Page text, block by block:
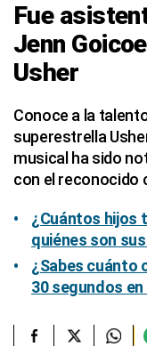
Fue
Jenn
Usher
Conoce a la
superestrella
musical ha sido
con el reconocido
¿Cuántos hijos
quiénes son
¿Sabes cuánto
30 segundos